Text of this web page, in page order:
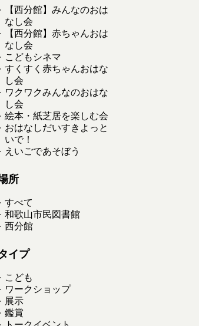
【西分館】みんなのおは
なし会
【西分館】赤ちゃんおは
なし会
こどもシネマ
すくすく赤ちゃんおはな
し会
ワクワクみんなのおはな
し会
絵本・紙芝居を楽しむ会
おはなしだいすきよっと
いで！
えいごであそぼう
所
すべて
和歌山市民図書館
西分館
イプ
こども
ワークショップ
展示
鑑賞